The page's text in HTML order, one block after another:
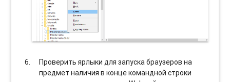
Проверить ярлыки для запуска браузеров на
предмет наличия в конце командной строки